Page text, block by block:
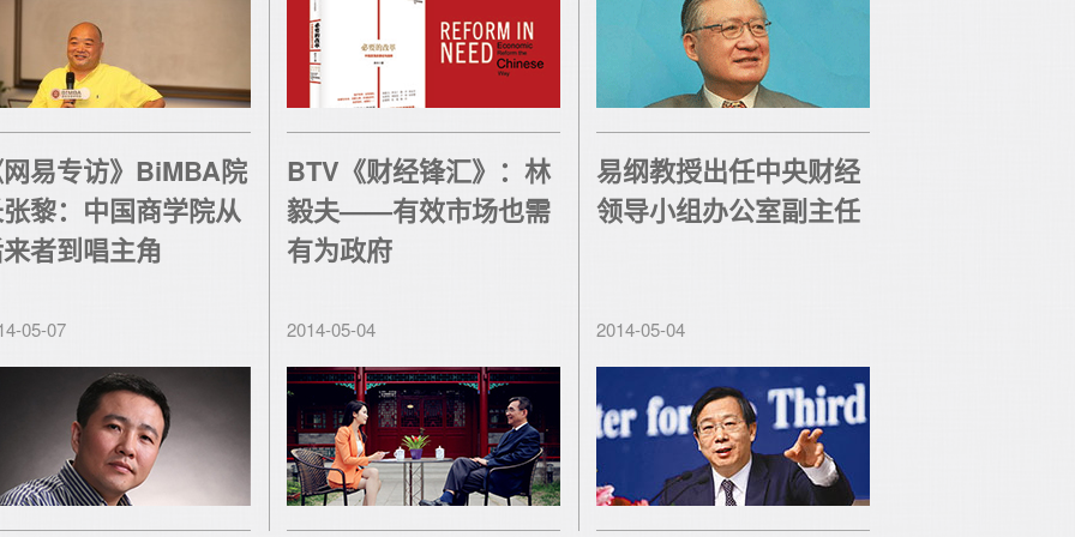
易专访》BiMBA院
黎：中国商学院从
者到唱主角
05-07
BTV《财经锋汇》：林
毅夫——有效市场也需
有为政府
2014-05-04
易纲教授出任中央财经
领导小组办公室副主任
2014-05-04